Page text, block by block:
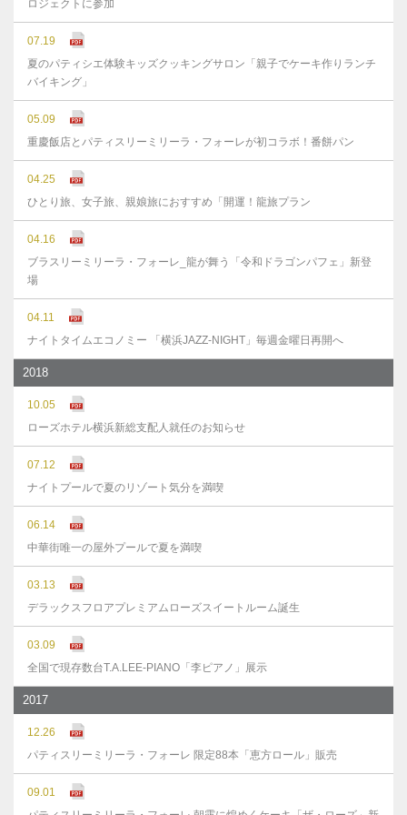
ロジェクトに参加
07.19
夏のパティシエ体験キッズクッキングサロン「親子でケーキ作りランチ
バイキング」
05.09
重慶飯店とパティスリーミリーラ・フォーレが初コラボ！番餅パン
04.25
ひとり旅、女子旅、親娘旅におすすめ「開運！龍旅プラン
04.16
ブラスリーミリーラ・フォーレ_龍が舞う「令和ドラゴンパフェ」新登
場
04.11
ナイトタイムエコノミー 「横浜JAZZ-NIGHT」毎週金曜日再開へ
2018
10.05
ローズホテル横浜新総支配人就任のお知らせ
07.12
ナイトプールで夏のリゾート気分を満喫
06.14
中華街唯一の屋外プールで夏を満喫
03.13
デラックスフロアプレミアムローズスイートルーム誕生
03.09
全国で現存数台T.A.LEE-PIANO「李ピアノ」展示
2017
12.26
パティスリーミリーラ・フォーレ 限定88本「恵方ロール」販売
09.01